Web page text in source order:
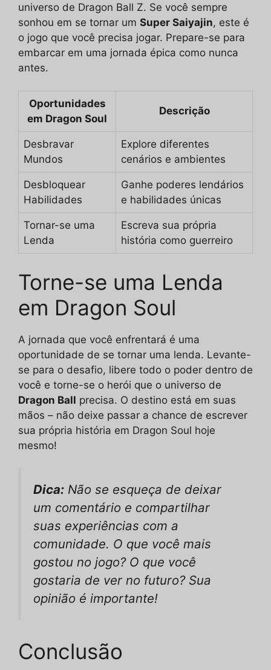
universo de Dragon Ball Z. Se você sempre
sonhou em se tornar um Super Saiyajin, este é
o jogo que você precisa jogar. Prepare-se para
embarcar em uma jornada épica como nunca
antes.
Oportunidades
em Dragon Soul
Descrição
Desbravar
Mundos
Explore diferentes
cenários e ambientes
Desbloquear
Habilidades
Ganhe poderes lendários
e habilidades únicas
Tornar-se uma
Lenda
Escreva sua própria
história como guerreiro
Torne-se uma Lenda
em Dragon Soul
A jornada que você enfrentará é uma
oportunidade de se tornar uma lenda. Levante-
se para o desafio, libere todo o poder dentro de
você e torne-se o herói que o universo de
Dragon Ball precisa. O destino está em suas
mãos – não deixe passar a chance de escrever
sua própria história em Dragon Soul hoje
mesmo!
Dica: Não se esqueça de deixar
um comentário e compartilhar
suas experiências com a
comunidade. O que você mais
gostou no jogo? O que você
gostaria de ver no futuro? Sua
opinião é importante!
Conclusão